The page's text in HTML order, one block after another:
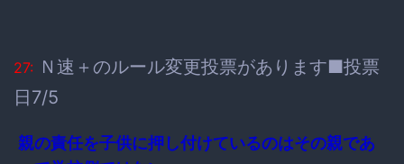
27: Ｎ速＋のルール変更投票があります■投票
日7/5
親の責任を子供に押し付けているのはその親であ